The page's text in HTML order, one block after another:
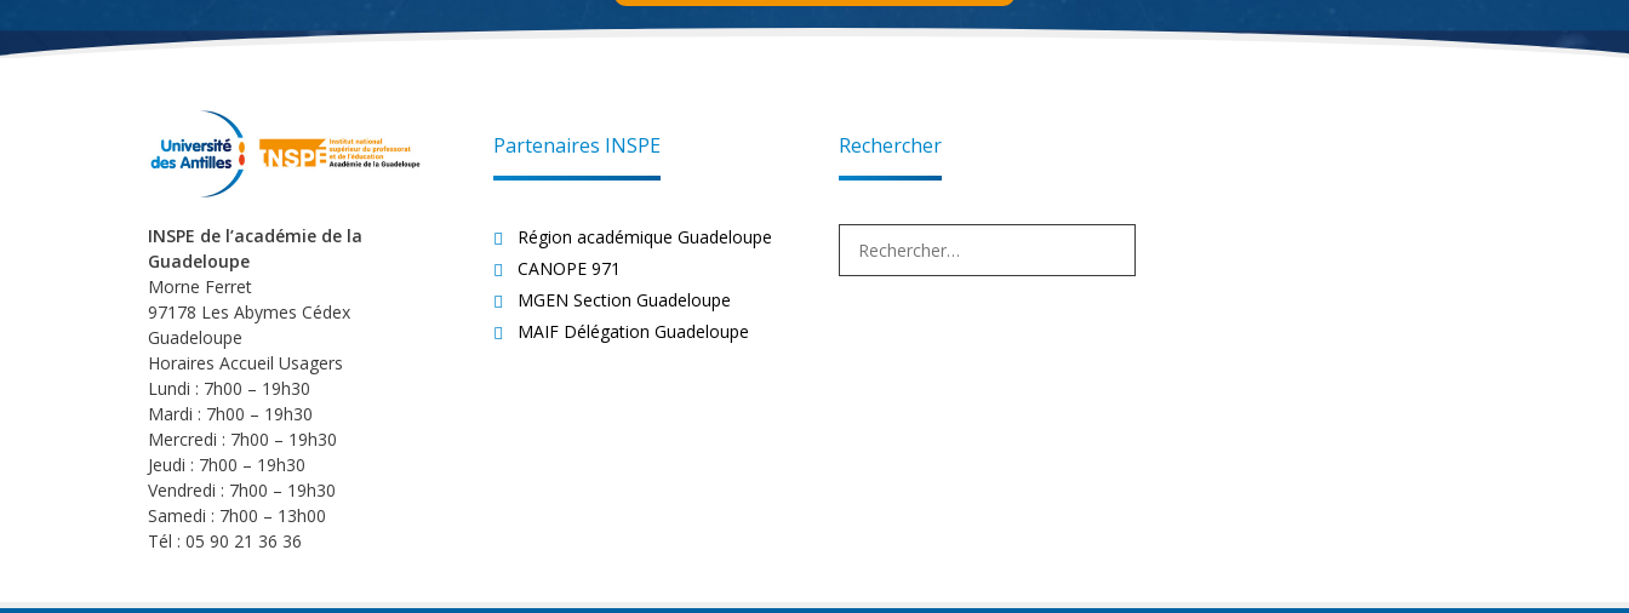
INSPE de l’académie de la
Guadeloupe
Morne Ferret
97178 Les Abymes Cédex
Guadeloupe
Horaires Accueil Usagers
Lundi : 7h00 – 19h30
Mardi : 7h00 – 19h30
Mercredi : 7h00 – 19h30
Jeudi : 7h00 – 19h30
Vendredi : 7h00 – 19h30
Samedi : 7h00 – 13h00
Tél : 05 90 21 36 36
Partenaires INSPE
Région académique Guadeloupe
CANOPE 971
MGEN Section Guadeloupe
MAIF Délégation Guadeloupe
Rechercher